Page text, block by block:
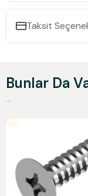
Taksit
Bunlar Da
...